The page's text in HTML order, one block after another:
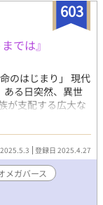
603
では』
のはじまり」 現代
ある日突然、異世
が支配する広大な
将軍ラザル。 しか
まう。 だが、ラザ
心を乱すほどに近
ずつほころびはじ
憎む理由と
いか。 優しく切
運命に翻弄され
登録日 2025.4.27
メガバース